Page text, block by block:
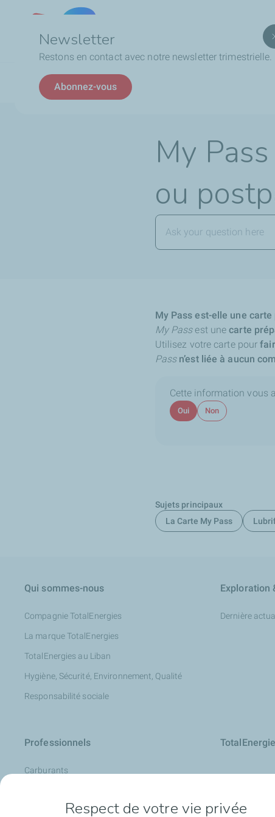
Newsletter
Restons en contact avec notre newsletter trimestrielle.
Abonnez-vous
d'Ariane
FAQ La Carte My Pass My Pass est-elle une
My
ou
My Pass est-elle une
My Passest unecarte
Utilisez votre carte pour
Passn’est liée à aucun
Cette information vous
Oui Non
Sujets principaux
La Carte My Pass
Qui sommes-nous
Compagnie TotalEnergies
La marque TotalEnergies
TotalEnergies au Liban
Hygiène, Sécurité, Environnement, Qualité
Responsabilité sociale
Exploration
Dernière
Professionnels
Carburants
Analyse d’huile : LubAnac
Respect de votre vie privée